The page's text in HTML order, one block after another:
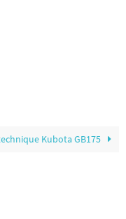
Kubota GB175